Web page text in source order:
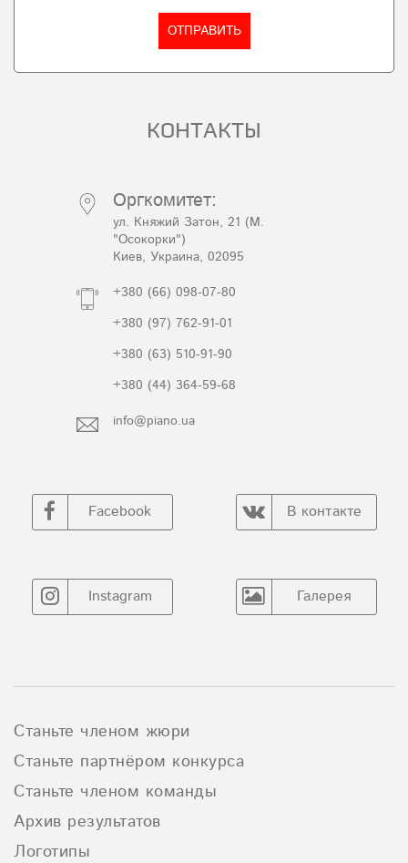
КОНТАКТЫ
Оргкомитет:
ул. Княжий Затон, 21 (М.
"Осокорки")
Киев, Украина, 02095
+380 (66) 098-07-80
+380 (97) 762-91-01
+380 (63) 510-91-90
+380 (44) 364-59-68
info@piano.ua
Facebook В контакте
Instagram Галерея
Станьте членом жюри
Станьте партнёром конкурса
Станьте членом команды
Архив результатов
Логотипы